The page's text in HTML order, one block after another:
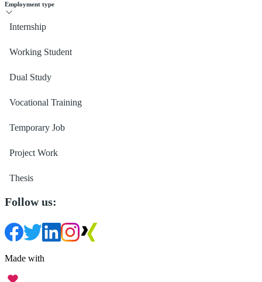
Employment type
Internship
Working Student
Dual Study
Vocational Training
Temporary Job
Project Work
Thesis
Follow us:
Made with